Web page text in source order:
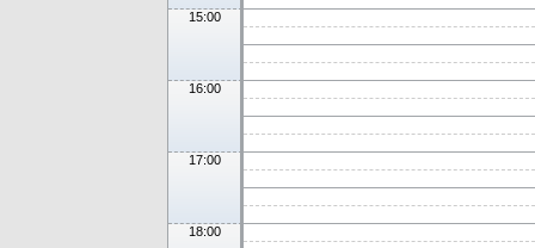
15:00
16:00
17:00
18:00